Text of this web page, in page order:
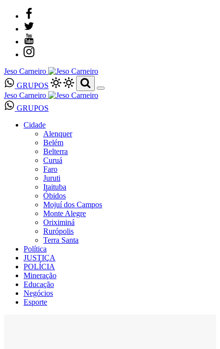
Jeso Carneiro
GRUPOS
Jeso Carneiro
GRUPOS
Cidade
Alenquer
Belém
Belterra
Curuá
Faro
Juruti
Itaituba
Óbidos
Mojuí dos Campos
Monte Alegre
Oriximiná
Rurópolis
Terra Santa
Política
JUSTIÇA
POLÍCIA
Mineração
Educação
Negócios
Esporte